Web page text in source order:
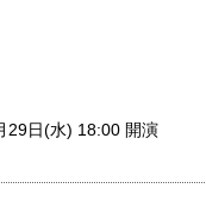
29日(水) 18:00 開演